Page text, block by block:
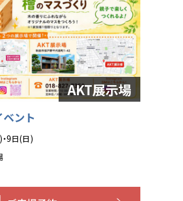
ント
9日(日)